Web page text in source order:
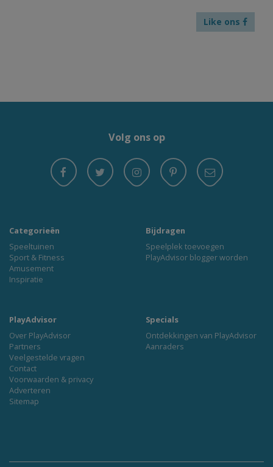
Like ons
Volg ons op
Categorieën
Speeltuinen
Sport & Fitness
Amusement
Inspiratie
Bijdragen
Speelplek toevoegen
PlayAdvisor blogger worden
PlayAdvisor
Over PlayAdvisor
Partners
Veelgestelde vragen
Contact
Voorwaarden & privacy
Adverteren
Sitemap
Specials
Ontdekkingen van PlayAdvisor
Aanraders